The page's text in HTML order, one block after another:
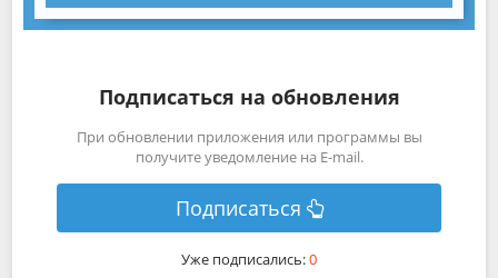
Подписаться на обновления
При обновлении приложения или программы вы
получите уведомление на E-mail.
Подписаться
Уже подписались:0